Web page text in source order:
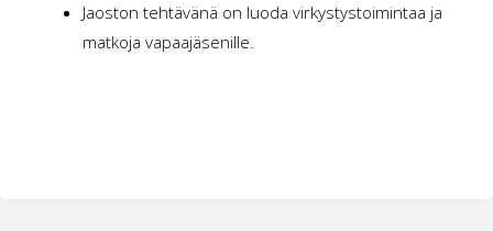
Jaoston tehtävänä on luoda virkystystoimintaa ja
matkoja vapaajäsenille.